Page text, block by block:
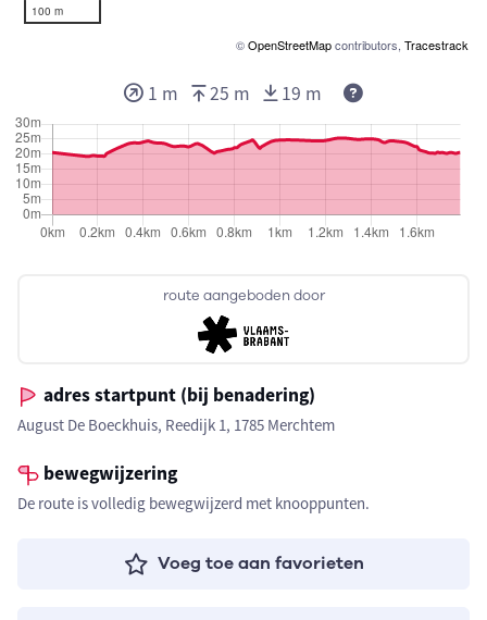
100 m
©OpenStreetMapcontributors, Tracestrack
route aangeboden door
adres startpunt (bij benadering)
August De Boeckhuis, Reedijk 1, 1785 Merchtem
bewegwijzering
De route is volledig bewegwijzerd met knooppunten.
Voeg toe aan favorieten
1 m 25 m 19 m